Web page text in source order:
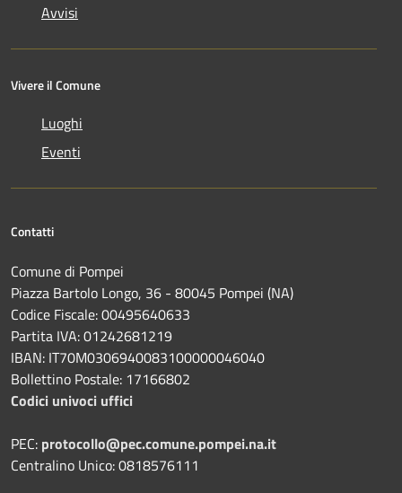
Avvisi
Vivere il Comune
Luoghi
Eventi
Contatti
Comune di Pompei
Piazza Bartolo Longo, 36 - 80045 Pompei (NA)
Codice Fiscale: 00495640633
Partita IVA: 01242681219
IBAN: IT70M0306940083100000046040
Bollettino Postale: 17166802
Codici univoci uffici
PEC: protocollo@pec.comune.pompei.na.it
Centralino Unico: 0818576111